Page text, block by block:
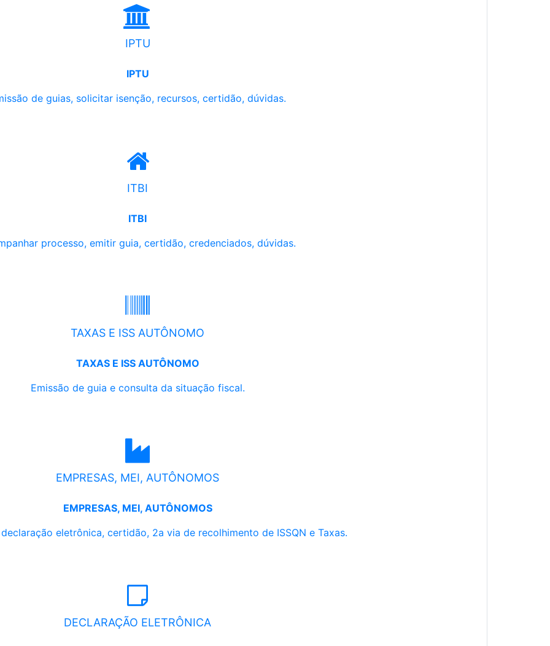
IPTU
IPTU
de guias, solicitar isenção, recursos, certidão, dúvidas.
ITBI
ITBI
processo, emitir guia, certidão, credenciados, dúvidas.
TAXAS E ISS AUTÔNOMO
TAXAS E ISS AUTÔNOMO
Emissão de guia e consulta da situação fiscal.
EMPRESAS, MEI, AUTÔNOMOS
EMPRESAS, MEI, AUTÔNOMOS
eletrônica, certidão, 2a via de recolhimento de ISSQN e Taxas.
DECLARAÇÃO ELETRÔNICA